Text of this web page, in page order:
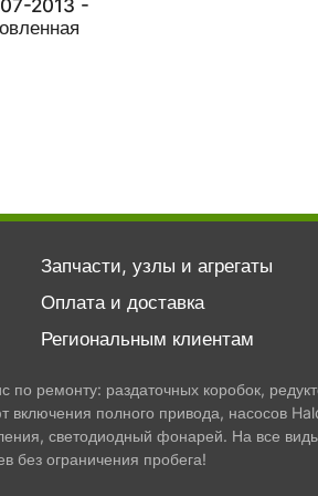
2013 -
Запчасти, узлы и агрегаты
Оплата и доставка
Региональным клиентам
ремонту: раздаточных коробок,
включения полного привода, насосов
светодиодный фонарей. На все
без ограничения пробега!